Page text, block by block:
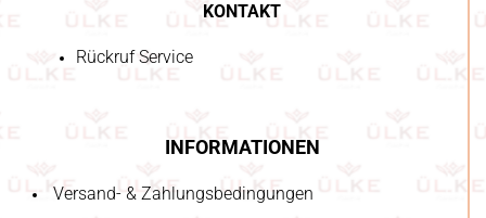
KONTAKT
Rückruf Service
INFORMATIONEN
Versand- & Zahlungsbedingungen